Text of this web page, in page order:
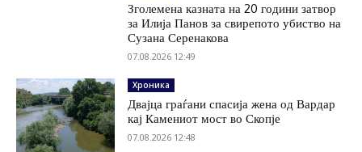
Зголемена казната на 20 години затвор
за Илија Панов за свирепото убиство на
Сузана Серенакова
07.08.2026 12:49
Хроника
Двајца граѓани спасија жена од Вардар
кај Камениот мост во Скопје
07.08.2026 12:48